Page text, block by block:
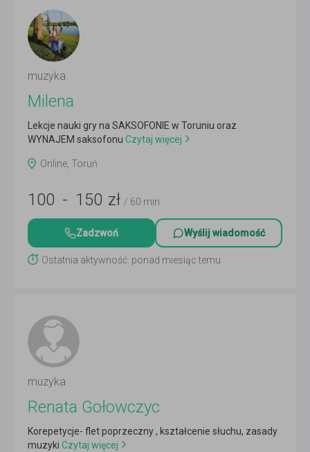
muzyka
Milena
Lekcje nauki gry na SAKSOFONIE w Toruniu oraz
WYNAJEM saksofonu Czytaj więcej
Online, Toruń
100 - 150 zł / 60 min
Zadzwoń Wyślij wiadomość
Ostatnia aktywność: ponad miesiąc temu
muzyka
Renata Gołowczyc
Korepetycje- flet poprzeczny , kształcenie słuchu, zasady
muzyki Czytaj więcej